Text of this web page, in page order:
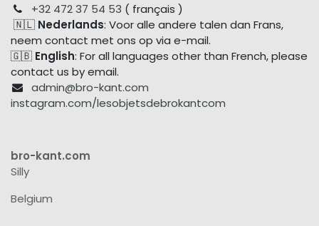
+32 472 37 54 53 ( français )
🇳🇱 Nederlands: Voor alle andere talen dan Frans,
neem contact met ons op via e-mail.
🇬🇧 English: For all languages other than French, please
contact us by email.
admin@bro-kant.com
instagram.com/lesobjetsdebrokantcom
bro-kant.com
Silly
Belgium